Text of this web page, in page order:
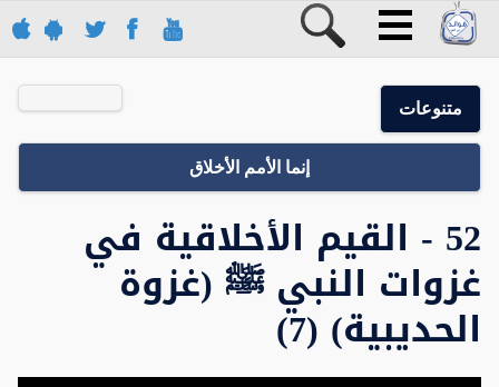
متنوعات
إنما الأمم الأخلاق
52 - القيم الأخلاقية في
غزوات النبي ﷺ (غزوة
الحديبية) (7)